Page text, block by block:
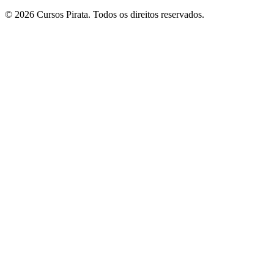
© 2026 Cursos Pirata. Todos os direitos reservados.